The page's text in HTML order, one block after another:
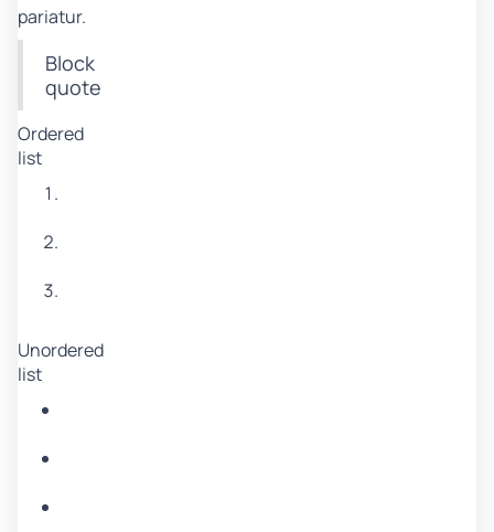
pariatur.
Block
quote
Ordered
list
Unordered
list